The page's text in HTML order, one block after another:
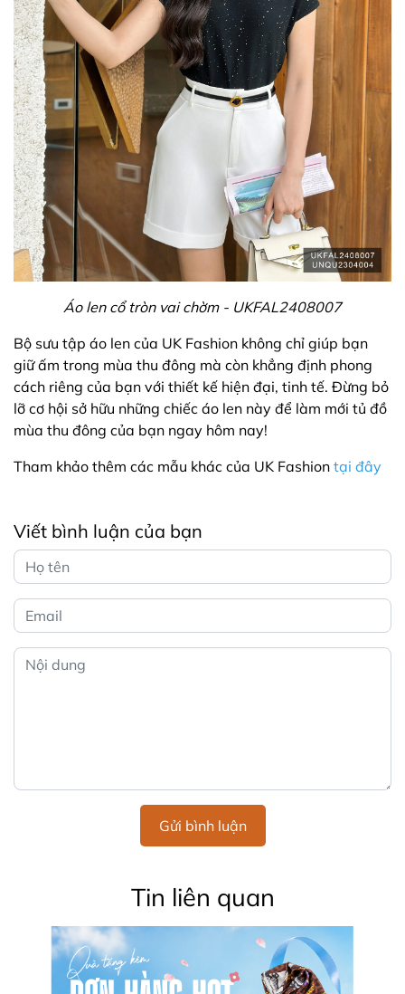
Áo len cổ tròn vai chờm - UKFAL2408007
Bộ sưu tập áo len của UK Fashion không chỉ giúp bạn
giữ ấm trong mùa thu đông mà còn khẳng định phong
cách riêng của bạn với thiết kế hiện đại, tinh tế. Đừng bỏ
lỡ cơ hội sở hữu những chiếc áo len này để làm mới tủ đồ
mùa thu đông của bạn ngay hôm nay!
Tham khảo thêm các mẫu khác của UK Fashion tại đây
Viết bình luận của bạn
Gửi bình luận
Tin liên quan